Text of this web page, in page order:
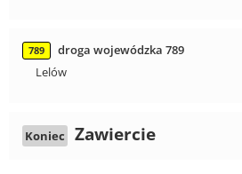
789
droga wojewódzka 789
Lelów
Koniec Zawiercie